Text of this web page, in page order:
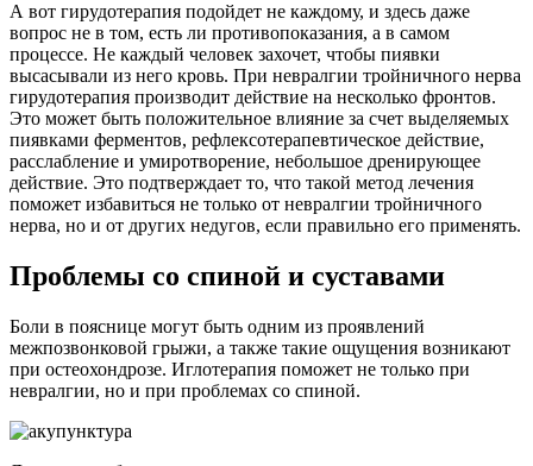
А вот гирудотерапия подойдет не каждому, и здесь даже
вопрос не в том, есть ли противопоказания, а в самом
процессе. Не каждый человек захочет, чтобы пиявки
высасывали из него кровь. При невралгии тройничного нерва
гирудотерапия производит действие на несколько фронтов.
Это может быть положительное влияние за счет выделяемых
пиявками ферментов, рефлексотерапевтическое действие,
расслабление и умиротворение, небольшое дренирующее
действие. Это подтверждает то, что такой метод лечения
поможет избавиться не только от невралгии тройничного
нерва, но и от других недугов, если правильно его применять.
Проблемы со спиной и суставами
Боли в пояснице могут быть одним из проявлений
межпозвонковой грыжи, а также такие ощущения возникают
при остеохондрозе. Иглотерапия поможет не только при
невралгии, но и при проблемах со спиной.